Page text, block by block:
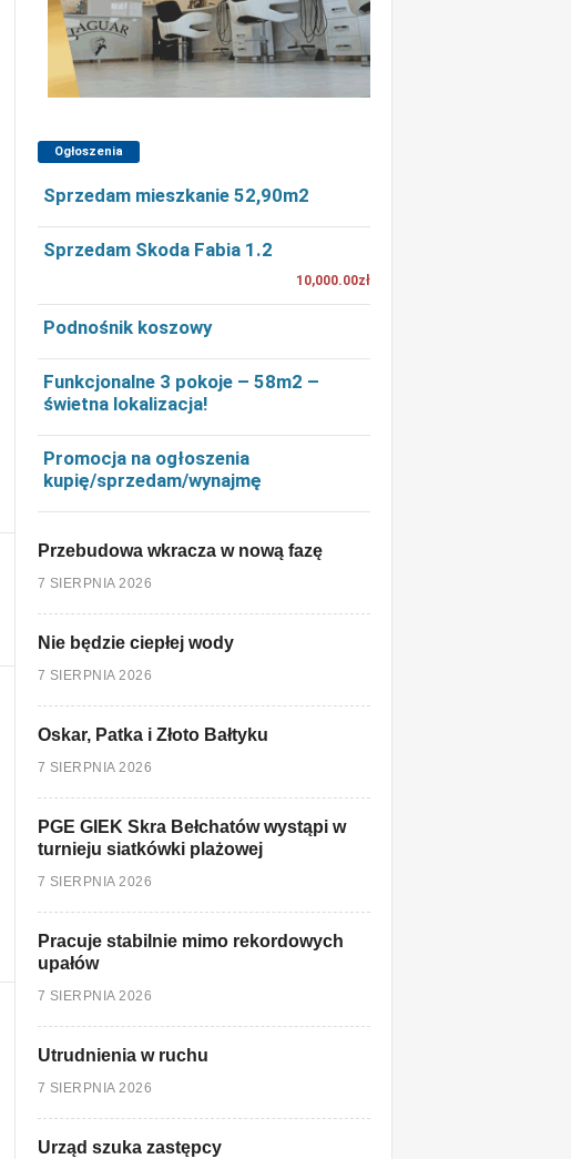
Ogłoszenia
Sprzedam mieszkanie 52,90m2
Sprzedam Skoda Fabia 1.2
10,000.00zł
Podnośnik koszowy
Funkcjonalne 3 pokoje – 58m2 –
świetna lokalizacja!
Promocja na ogłoszenia
kupię/sprzedam/wynajmę
Przebudowa wkracza w nową fazę
7 SIERPNIA 2026
Nie będzie ciepłej wody
7 SIERPNIA 2026
Oskar, Patka i Złoto Bałtyku
7 SIERPNIA 2026
PGE GIEK Skra Bełchatów wystąpi w
turnieju siatkówki plażowej
7 SIERPNIA 2026
Pracuje stabilnie mimo rekordowych
upałów
7 SIERPNIA 2026
Utrudnienia w ruchu
7 SIERPNIA 2026
Urząd szuka zastępcy